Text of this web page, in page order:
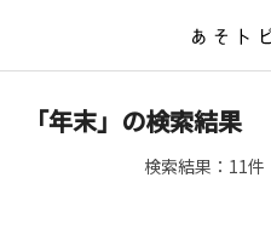
「年末」の検索結果
検索結果： 11件